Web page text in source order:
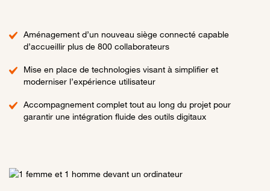
Aménagement d’un nouveau siège connecté capable
d’accueillir plus de 800 collaborateurs
Mise en place de technologies visant à simplifier et
moderniser l’expérience utilisateur
Accompagnement complet tout au long du projet pour
garantir une intégration fluide des outils digitaux